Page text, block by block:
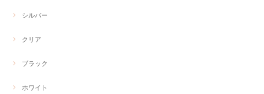
シルバー
クリア
ブラック
ホワイト